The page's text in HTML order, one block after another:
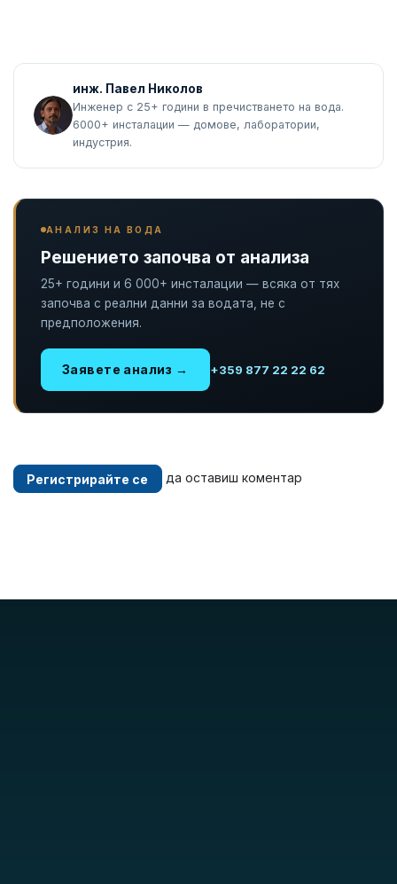
инж. Павел Николов
Инженер с 25+ години в пречистването на вода.
6000+ инсталации — домове, лаборатории,
индустрия.
АНАЛИЗ НА ВОДА
Решението започва от анализа
25+ години и 6 000+ инсталации — всяка от тях
започва с реални данни за водата, не с
предположения.
Заявете анализ → +359 877 22 22 62
Регистрирайте се да оставиш коментар